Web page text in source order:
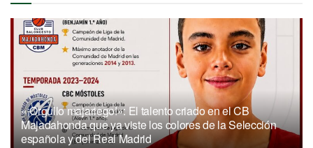
«¡Orgullo majariego!»: El talento criado en el CB
Majadahonda que ya viste los colores de la Selección
española y del Real Madrid